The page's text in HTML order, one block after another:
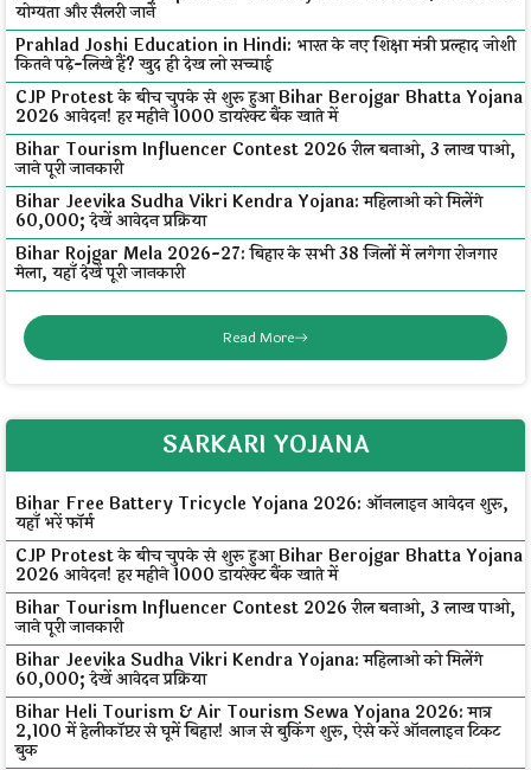
योग्यता और सैलरी जानें
Prahlad Joshi Education in Hindi: भारत के नए शिक्षा मंत्री प्रल्हाद जोशी
कितने पढ़े-लिखे हैं? खुद ही देख लो सच्चाई
CJP Protest के बीच चुपके से शुरू हुआ Bihar Berojgar Bhatta Yojana
2026 आवेदन! हर महीने ₹1000 डायरेक्ट बैंक खाते में
Bihar Tourism Influencer Contest 2026 रील बनाओ, ₹3 लाख पाओ,
जाने पूरी जानकारी
Bihar Jeevika Sudha Vikri Kendra Yojana: महिलाओं को मिलेंगे
₹60,000; देखें आवेदन प्रक्रिया
Bihar Rojgar Mela 2026-27: बिहार के सभी 38 जिलों में लगेगा रोजगार
मेला, यहाँ देखें पूरी जानकारी
Read More
SARKARI YOJANA
Bihar Free Battery Tricycle Yojana 2026: ऑनलाइन आवेदन शुरू,
यहाँ भरें फॉर्म
CJP Protest के बीच चुपके से शुरू हुआ Bihar Berojgar Bhatta Yojana
2026 आवेदन! हर महीने ₹1000 डायरेक्ट बैंक खाते में
Bihar Tourism Influencer Contest 2026 रील बनाओ, ₹3 लाख पाओ,
जाने पूरी जानकारी
Bihar Jeevika Sudha Vikri Kendra Yojana: महिलाओं को मिलेंगे
₹60,000; देखें आवेदन प्रक्रिया
Bihar Heli Tourism & Air Tourism Sewa Yojana 2026: मात्र
₹2,100 में हेलीकॉप्टर से घूमें बिहार! आज से बुकिंग शुरू, ऐसे करें ऑनलाइन टिकट
बुक